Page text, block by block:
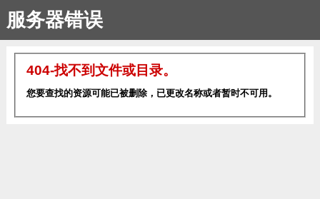
服务器错误
404-找不到文件或目录。
您要查找的资源可能已被删除，已更改名称或者暂时不可用。